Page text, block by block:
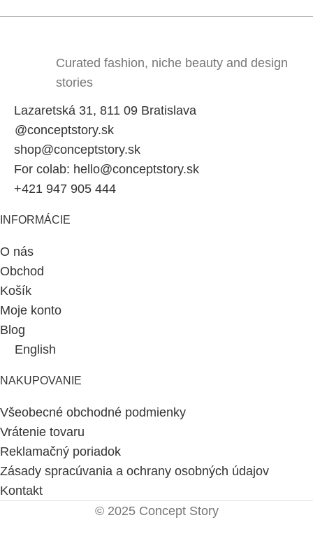
Curated fashion, niche beauty and design
stories
Lazaretská 31, 811 09 Bratislava
@conceptstory.sk
shop@conceptstory.sk
For colab: hello@conceptstory.sk
+421 947 905 444
INFORMÁCIE
O nás
Obchod
Košík
Moje konto
Blog
English
NAKUPOVANIE
Všeobecné obchodné podmienky
Vrátenie tovaru
Reklamačný poriadok
Zásady spracúvania a ochrany osobných údajov
Kontakt
© 2025 Concept Story